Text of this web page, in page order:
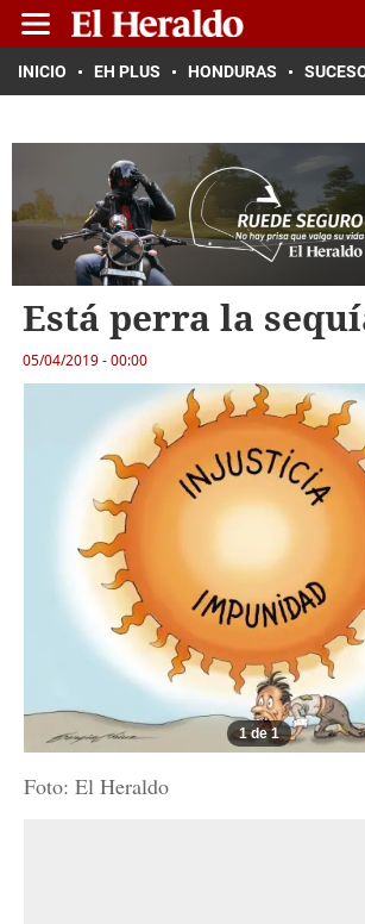
INICIO EH PLUS HONDURAS
Está perra la
05/04/2019 - 00:00
1 de 1
Foto: El Heraldo